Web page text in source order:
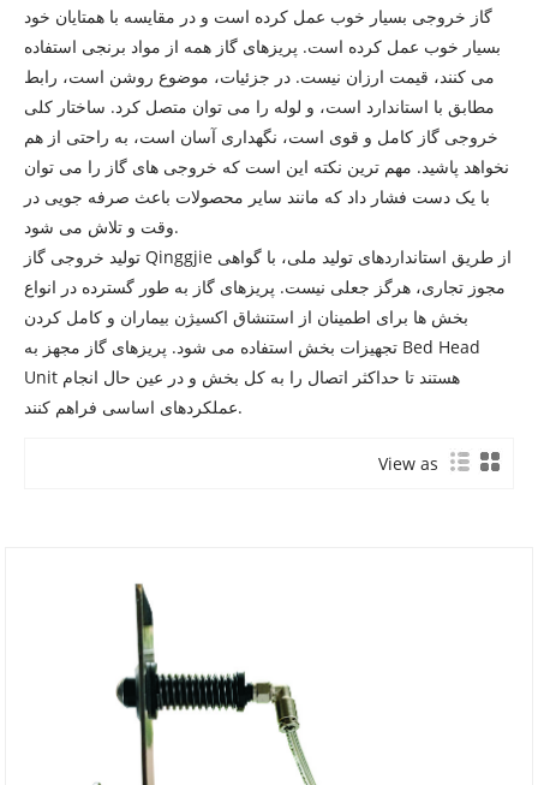
گاز خروجی بسیار خوب عمل کرده است و در مقایسه با همتایان خود
بسیار خوب عمل کرده است. پریزهای گاز همه از مواد برنجی استفاده
می کنند، قیمت ارزان نیست. در جزئیات، موضوع روشن است، رابط
مطابق با استاندارد است، و لوله را می توان متصل کرد. ساختار کلی
خروجی گاز کامل و قوی است، نگهداری آسان است، به راحتی از هم
نخواهد پاشید. مهم ترین نکته این است که خروجی های گاز را می توان
با یک دست فشار داد که مانند سایر محصولات باعث صرفه جویی در
وقت و تلاش می شود.
تولید خروجی گاز Qinggjie از طریق استانداردهای تولید ملی، با گواهی
مجوز تجاری، هرگز جعلی نیست. پریزهای گاز به طور گسترده در انواع
بخش ها برای اطمینان از استنشاق اکسیژن بیماران و کامل کردن
تجهیزات بخش استفاده می شود. پریزهای گاز مجهز به Bed Head
Unit هستند تا حداکثر اتصال را به کل بخش و در عین حال انجام
عملکردهای اساسی فراهم کنند.
View as